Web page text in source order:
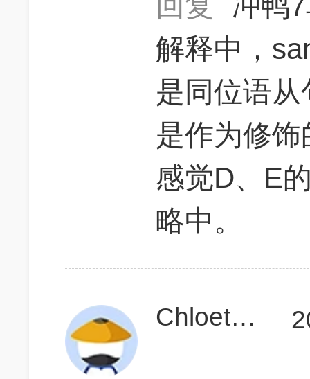
解释中，
是同位语
是作为修
感觉D、E
略中。
Chloethebest